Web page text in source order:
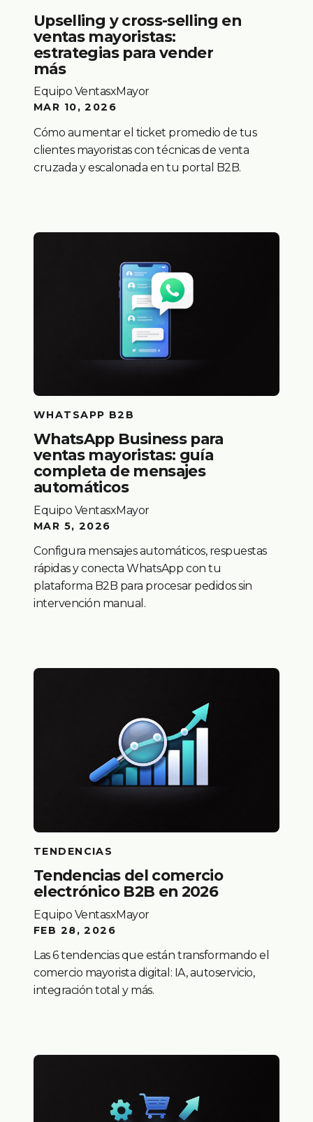
Upselling y cross-selling en
ventas mayoristas:
estrategias para vender
más
Equipo VentasxMayor
MAR 10, 2026
Cómo aumentar el ticket promedio de tus
clientes mayoristas con técnicas de venta
cruzada y escalonada en tu portal B2B.
WHATSAPP B2B
WhatsApp Business para
ventas mayoristas: guía
completa de mensajes
automáticos
Equipo VentasxMayor
MAR 5, 2026
Configura mensajes automáticos, respuestas
rápidas y conecta WhatsApp con tu
plataforma B2B para procesar pedidos sin
intervención manual.
TENDENCIAS
Tendencias del comercio
electrónico B2B en 2026
Equipo VentasxMayor
FEB 28, 2026
Las 6 tendencias que están transformando el
comercio mayorista digital: IA, autoservicio,
integración total y más.